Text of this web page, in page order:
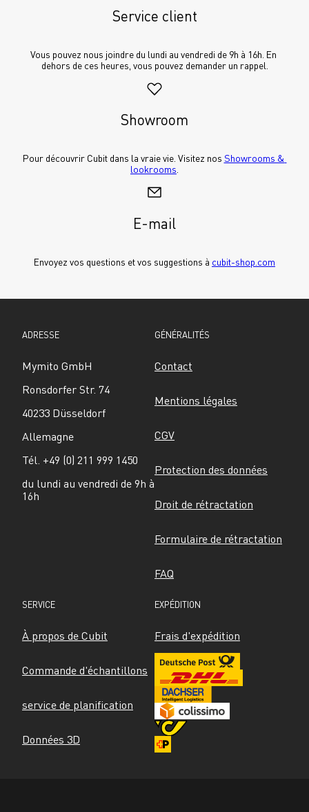
Service client
Vous pouvez nous joindre du lundi au vendredi de 9h à 16h. En
dehors de ces heures, vous pouvez demander un rappel.
Showroom
Pour découvrir Cubit dans la vraie vie. Visitez nos Showrooms &
lookrooms
E-mail
Envoyez vos questions et vos suggestions à cubit-shop.com
ADRESSE
Mymito GmbH
Ronsdorfer Str. 74
40233 Düsseldorf
Allemagne
Tél. +49 (0) 211 999 1450
du lundi au vendredi de 9h à
16h
GÉNÉRALITÉS
Contact
Mentions légales
CGV
Protection des données
Droit de rétractation
Formulaire de rétractation
FAQ
SERVICE
À propos de Cubit
Commande d'échantillons
service de planification
Données 3D
EXPÉDITION
Frais d'expédition